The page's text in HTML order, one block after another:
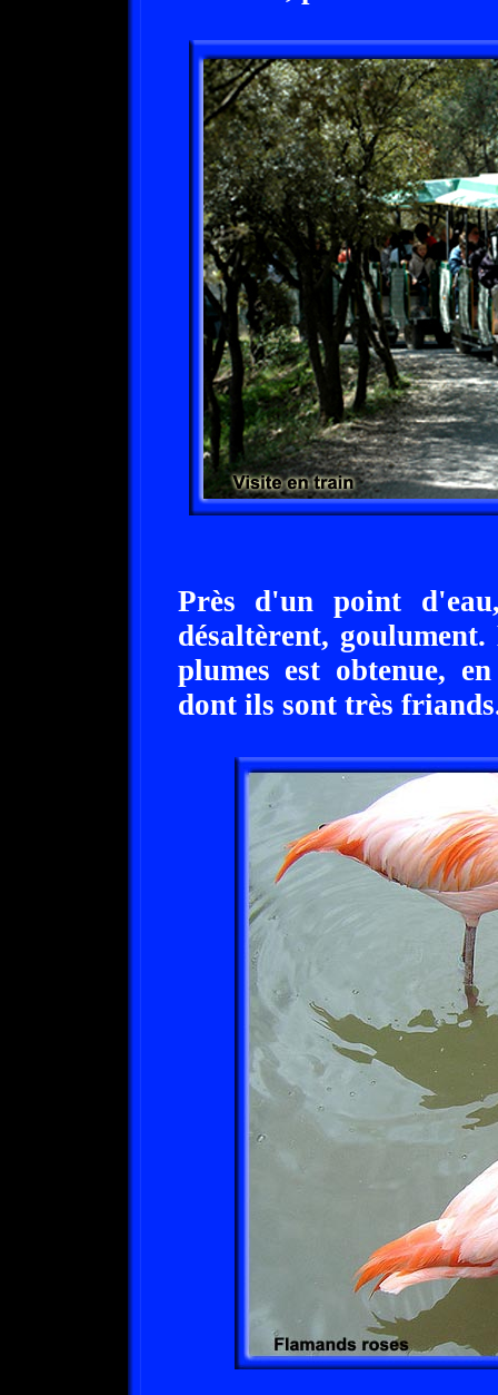
Près d'un point
désaltèrent,
plumes est obtenue,
dont ils sont très